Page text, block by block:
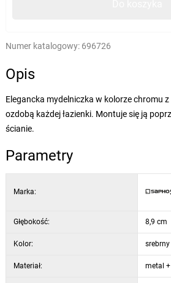
Numer katalogowy: 696726
Opis
Elegancka mydelniczka w kolorze chromu z
ozdobą każdej łazienki. Montuje się ją
ścianie.
Parametry
Marka:
Głębokość: 8,9 cm
Kolor: srebrny
Materiał: metal +